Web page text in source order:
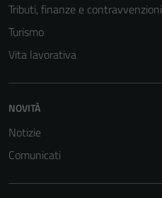
Tributi, finanze e contravvenzioni
Turismo
Vita lavorativa
NOVITÀ
Notizie
Comunicati